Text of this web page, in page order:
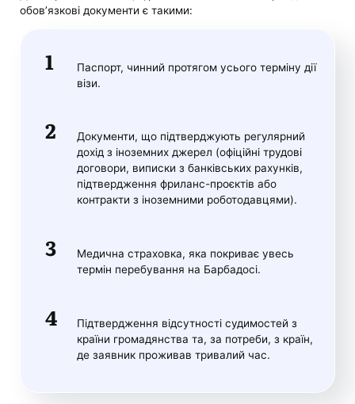
обов’язкові документи є такими:
Паспорт, чинний протягом усього терміну дії
візи.
Документи, що підтверджують регулярний
дохід з іноземних джерел (офіційні трудові
договори, виписки з банківських рахунків,
підтвердження фриланс-проєктів або
контракти з іноземними роботодавцями).
Медична страховка, яка покриває увесь
термін перебування на Барбадосі.
Підтвердження відсутності судимостей з
країни громадянства та, за потреби, з країн,
де заявник проживав тривалий час.